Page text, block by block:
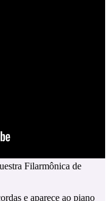
Filarmônica de
e aparece ao piano